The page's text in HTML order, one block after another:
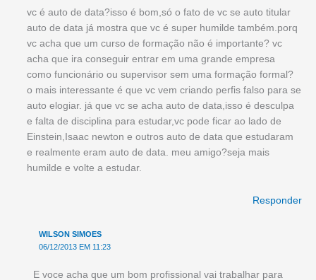
vc é auto de data?isso é bom,só o fato de vc se auto titular
auto de data já mostra que vc é super humilde também.porq
vc acha que um curso de formação não é importante? vc
acha que ira conseguir entrar em uma grande empresa
como funcionário ou supervisor sem uma formação formal?
o mais interessante é que vc vem criando perfis falso para se
auto elogiar. já que vc se acha auto de data,isso é desculpa
e falta de disciplina para estudar,vc pode ficar ao lado de
Einstein,Isaac newton e outros auto de data que estudaram
e realmente eram auto de data. meu amigo?seja mais
humilde e volte a estudar.
Responder
WILSON SIMOES
06/12/2013 EM 11:23
E voce acha que um bom profissional vai trabalhar para